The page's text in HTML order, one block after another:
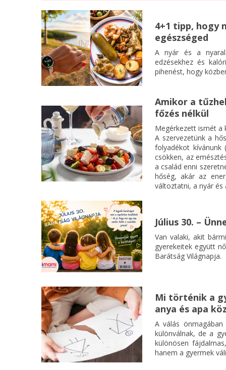
Diák, nyugdíjas, pedagógus 2000 Ft
Jegyvásárlás itt!
Szervezők: Zsolnay Örökségkezelő
4+1 tipp, hogy
egészséged
A nyár és a
edzésekhez és
pihenést, hogy
Amikor a
főzés nélkül
Megérkezett ismét a
A szervezetünk a
folyadékot
csökken, az
a család enni
hőség, akár az
változtatni, a nyár és
Július 30. –
Van valaki, akit
gyerekeitek együtt
Barátság Világnapja.
Mi történik a
anya és apa
A válás
különválnak, de a
különösen
hanem a gyermek